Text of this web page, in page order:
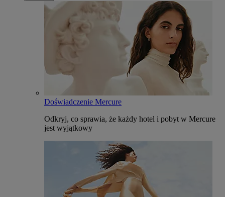
Doświadczenie Mercure
Odkryj, co sprawia, że każdy hotel i pobyt w Mercure
jest wyjątkowy